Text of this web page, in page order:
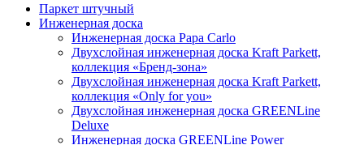
Паркет штучный
Инженерная доска
Инженерная доска Papa Carlo
Двухслойная инженерная доска Kraft Parkett,
коллекция «Бренд-зона»
Двухслойная инженерная доска Kraft Parkett,
коллекция «Only for you»
Двухслойная инженерная доска GREENLine
Deluxe
Инженерная доска GREENLine Power